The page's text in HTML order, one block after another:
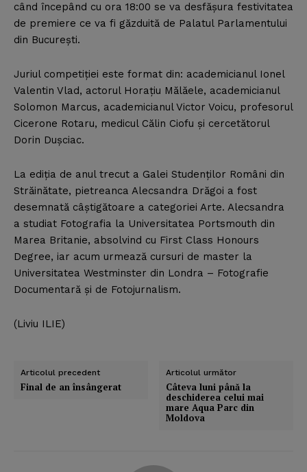
când începând cu ora 18:00 se va desfăşura festivitatea
de premiere ce va fi găzduită de Palatul Parlamentului
din Bucureşti.
Juriul competiţiei este format din: academicianul Ionel
Valentin Vlad, actorul Horaţiu Mălăele, academicianul
Solomon Marcus, academicianul Victor Voicu, profesorul
Cicerone Rotaru, medicul Călin Ciofu şi cercetătorul
Dorin Duşciac.
La ediţia de anul trecut a Galei Studenţilor Români din
Străinătate, pietreanca Alecsandra Drăgoi a fost
desemnată câştigătoare a categoriei Arte. Alecsandra
a studiat Fotografia la Universitatea Portsmouth din
Marea Britanie, absolvind cu First Class Honours
Degree, iar acum urmează cursuri de master la
Universitatea Westminster din Londra – Fotografie
Documentară şi de Fotojurnalism.
(Liviu ILIE)
Articolul precedent
Final de an însângerat
Articolul următor
Câteva luni până la
deschiderea celui mai
mare Aqua Parc din
Moldova